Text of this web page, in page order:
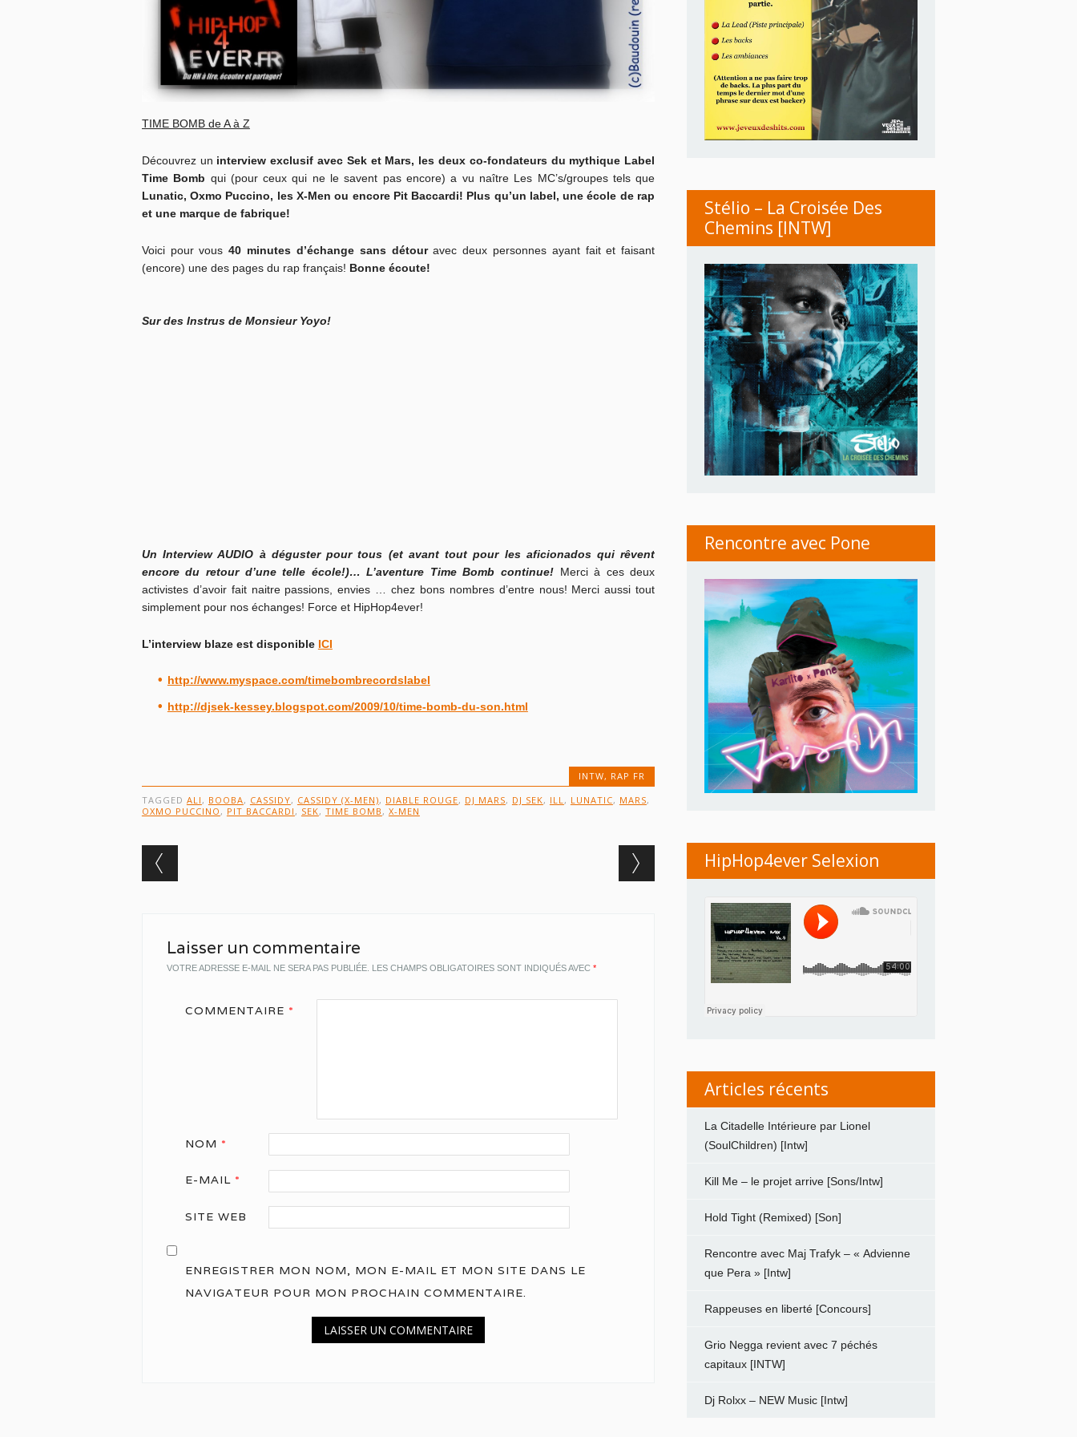
TIME BOMB de A à Z
Découvrez un interview exclusif avec Sek et Mars, les deux co-fondateurs du mythique Label
Time Bomb qui (pour ceux qui ne le savent pas encore) a vu naître Les MC’s/groupes tels que
Lunatic, Oxmo Puccino, les X-Men ou encore Pit Baccardi! Plus qu’un label, une école de rap
et une marque de fabrique!
Voici pour vous40 minutes d’échange sans détouravec deux personnes ayant fait et faisant
(encore) une des pages du rap français! Bonne écoute!
Sur des Instrus de Monsieur Yoyo!
Un Interview AUDIO à déguster pour tous (et avant tout pour les aficionados qui rêvent
encore du retour d’une telle école!)… L’aventure Time Bomb continue!Merci à ces deux
activistes d’avoir fait naitre passions, envies … chez bons nombres d’entre nous! Merci aussi tout
simplement pour nos échanges! Force et HipHop4ever!
L’interview blaze est disponible ICI
http://www.myspace.com/timebombrecordslabel
http://djsek-kessey.blogspot.com/2009/10/time-bomb-du-son.html
INTW, RAP FR
TAGGED ALI , BOOBA, CASSIDY, CASSIDY (X-MEN), DIABLE ROUGE, DJ MARS, DJ SEK, ILL, LUNATIC, MARS,
OXMO PUCCINO , PIT BACCARDI , SEK, TIME BOMB , X-MEN
Post navigation
Laisser un commentaire
VOTRE ADRESSE E-MAIL NE SERA PAS PUBLIÉE. LES CHAMPS OBLIGATOIRES SONT INDIQUÉS AVEC *
COMMENTAIRE *
NOM *
E-MAIL *
SITE WEB
ENREGISTRER MON NOM, MON E-MAIL ET MON SITE DANS LE
NAVIGATEUR POUR MON PROCHAIN COMMENTAIRE.
Stélio – La Croisée Des
Chemins [INTW]
Rencontre avec Pone
HipHop4ever Selexion
Articles récents
La Citadelle Intérieure par Lionel
(SoulChildren) [Intw]
Kill Me – le projet arrive [Sons/Intw]
Hold Tight (Remixed) [Son]
Rencontre avec Maj Trafyk – « Advienne
que Pera » [Intw]
Rappeuses en liberté [Concours]
Grio Negga revient avec 7 péchés
capitaux [INTW]
Dj Rolxx – NEW Music [Intw]